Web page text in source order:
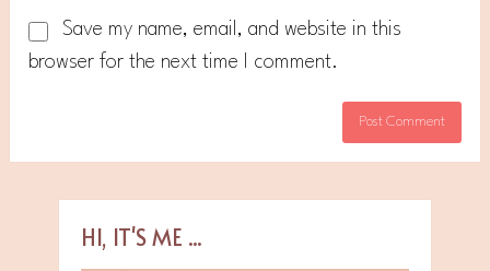
Save my name, email, and website in this
browser for the next time I comment.
HI, IT'S ME ...